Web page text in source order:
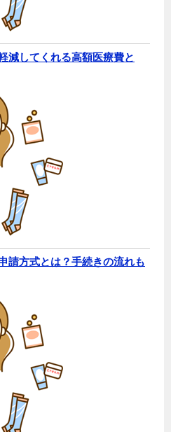
減してくれる高額医療費と
請方式とは？手続きの流れも